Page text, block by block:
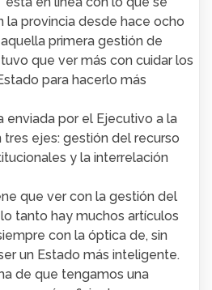
la provincia desde hace ocho
primera gestión de
que ver más con cuidar los
para hacerlo más
enviada por el Ejecutivo a la
tres ejes: gestión del recurso
y la interrelación
que ver con la gestión del
tanto hay muchos artículos
con la óptica de, sin
un Estado más inteligente.
de que tengamos una